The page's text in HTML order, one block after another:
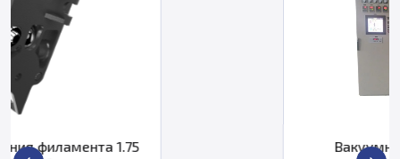
Вакуумная печь горячего